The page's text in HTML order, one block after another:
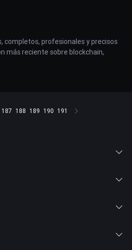
completos, profesionales y precisos
más reciente sobre blockchain,
187 188 189 190 191